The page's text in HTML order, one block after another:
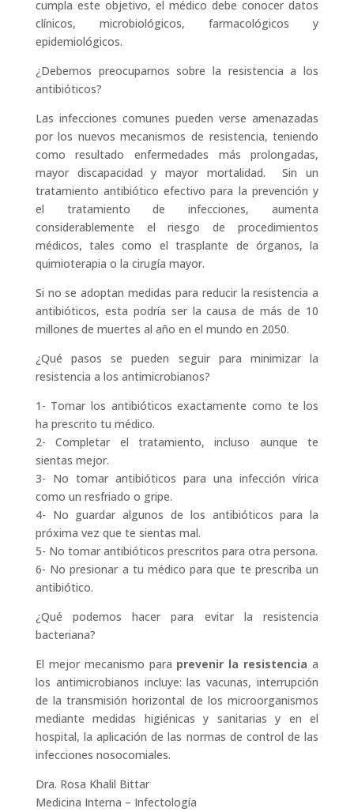
cumpla este objetivo, el médico debe conocer datos
clínicos, microbiológicos, farmacológicos y
epidemiológicos.
¿Debemos preocuparnos sobre la resistencia a los
antibióticos?
Las infecciones comunes pueden verse amenazadas
por los nuevos mecanismos de resistencia, teniendo
como resultado enfermedades más prolongadas,
mayor discapacidad y mayor mortalidad. Sin un
tratamiento antibiótico efectivo para la prevención y
el tratamiento de infecciones, aumenta
considerablemente el riesgo de procedimientos
médicos, tales como el trasplante de órganos, la
quimioterapia o la cirugía mayor.
Si no se adoptan medidas para reducir la resistencia a
antibióticos, esta podría ser la causa de más de 10
millones de muertes al año en el mundo en 2050.
¿Qué pasos se pueden seguir para minimizar la
resistencia a los antimicrobianos?
1- Tomar los antibióticos exactamente como te los
ha prescrito tu médico.
2- Completar el tratamiento, incluso aunque te
sientas mejor.
3- No tomar antibióticos para una infección vírica
como un resfriado o gripe.
4- No guardar algunos de los antibióticos para la
próxima vez que te sientas mal.
5- No tomar antibióticos prescritos para otra persona.
6- No presionar a tu médico para que te prescriba un
antibiótico.
¿Qué podemos hacer para evitar la resistencia
bacteriana?
El mejor mecanismo para prevenir la resistencia a
los antimicrobianos incluye: las vacunas, interrupción
de la transmisión horizontal de los microorganismos
mediante medidas higiénicas y sanitarias y en el
hospital, la aplicación de las normas de control de las
infecciones nosocomiales.
Dra. Rosa Khalil Bittar
Medicina Interna – Infectología